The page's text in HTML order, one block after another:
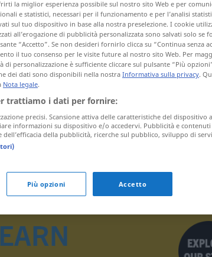
Undiszipliniertheit
la miglior esperienza possibile sul nostro sito Web e per
e statistici, necessari per il funzionamento e per l’analisi
sul tuo dispositivo in base alla nostra preselezione. I cookie
all’erogazione di pubblicità personalizzata sono salvati solo se
“Accetto”. Se non desideri fornirlo clicca su “Continua senza
il tuo consenso per le visite future al nostro sito Web. Per
di personalizzazione è sufficiente cliccare sul pulsante “Più
dei dati sono disponibili nella nostraInformativa sulla privacy.
Nota legale.
trattiamo i dati per fornire:
precisi. Scansione attiva delle caratteristiche del dispositivo
informazioni su dispositivo e/o accedervi. Pubblicità e
della pubblicità, ricerche sul pubblico, sviluppo di
Più opzioni Accetto